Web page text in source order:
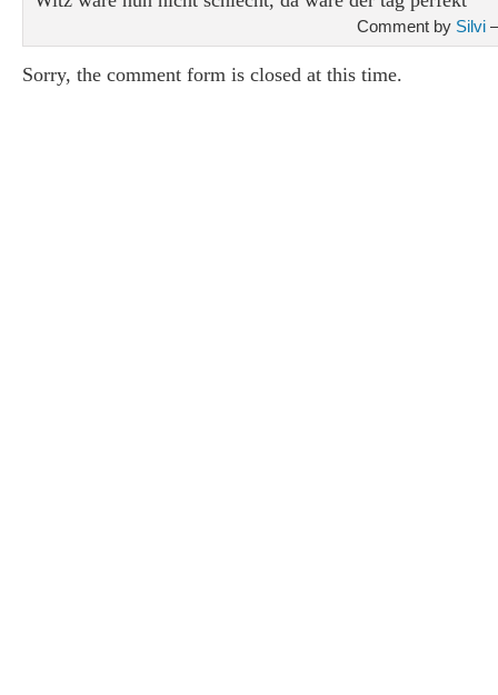
Comment by Silvi
Sorry, the comment form is closed at this time.